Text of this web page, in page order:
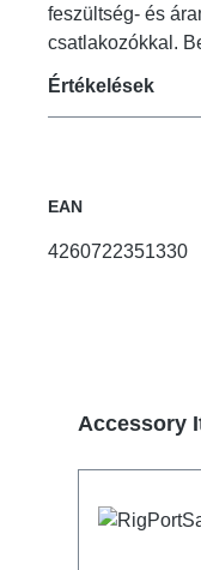
feszültség- és
csatlakozókkal.
Értékelések
EAN
4260722351330
Termékgaléria
Accessory